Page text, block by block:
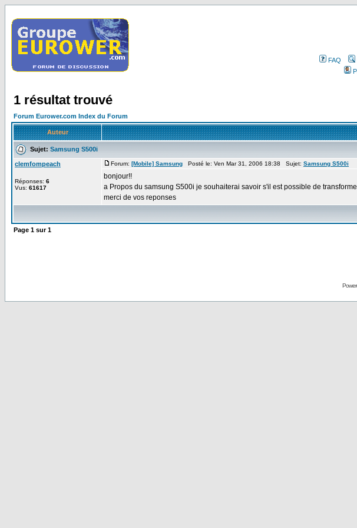
FAQ
1 résultat trouvé
Forum Eurower.com Index du Forum
Auteur
Sujet:Samsung S500i
clemfompeach
Réponses: 6
Vus: 61617
Forum: [Mobile] Samsung Posté le: Ven Mar 31, 2006 18:38 Sujet: Samsung S500i
bonjour!!
a Propos du samsung S500i je souhaiterai savoir s'il est possible de
merci de vos reponses
Page 1 sur1